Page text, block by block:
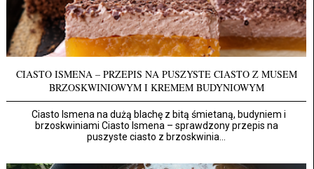
CIASTO ISMENA – PRZEPIS NA PUSZYSTE CIASTO Z MUSEM
BRZOSKWINIOWYM I KREMEM BUDYNIOWYM
Ciasto Ismena na dużą blachę z bitą śmietaną, budyniem i
brzoskwiniami Ciasto Ismena – sprawdzony przepis na
puszyste ciasto z brzoskwinia...